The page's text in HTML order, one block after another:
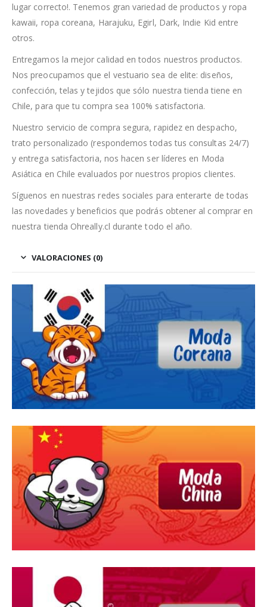
lugar correcto!. Tenemos gran variedad de productos y ropa
kawaii, ropa coreana, Harajuku, Egirl, Dark, Indie Kid entre
otros.
Entregamos la mejor calidad en todos nuestros productos.
Nos preocupamos que el vestuario sea de elite: diseños,
confección, telas y tejidos que sólo nuestra tienda tiene en
Chile, para que tu compra sea 100% satisfactoria.
Nuestro servicio de compra segura, rapidez en despacho,
trato personalizado (respondemos todas tus consultas 24/7)
y entrega satisfactoria, nos hacen ser líderes en Moda
Asiática en Chile evaluados por nuestros propios clientes.
Síguenos en nuestras redes sociales para enterarte de todas
las novedades y beneficios que podrás obtener al comprar en
nuestra tienda Ohreally.cl durante todo el año.
VALORACIONES (0)